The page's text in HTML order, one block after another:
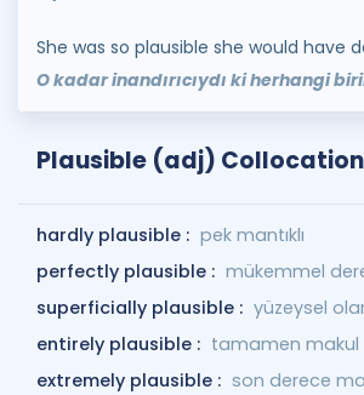
She was so plausible she would have
O kadar inandırıcıydı ki herhangi
Plausible (adj)
hardly plausible : pek mantıklı
perfectly plausible : mükemmel
superficially plausible : yüzeysel
entirely plausible : tamamen makul
extremely plausible : son derece